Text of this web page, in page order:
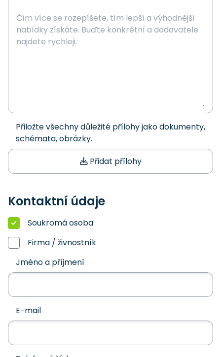
Přiložte všechny důležité přílohy jako dokumenty,
schémata, obrázky.
Přidat přílohy
Kontaktní údaje
Soukromá osoba
Firma / živnostník
Jméno a příjmení
E-mail